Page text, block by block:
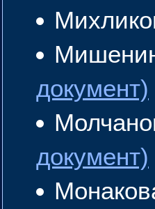
документ)
документ)